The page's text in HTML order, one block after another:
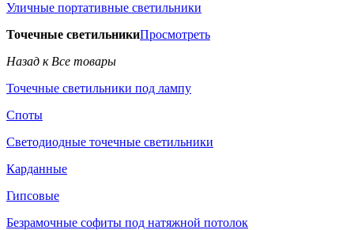
Уличные портативные светильники
Точечные светильникиПросмотреть
Назад к Все товары
Точечные светильники под лампу
Споты
Светодиодные точечные светильники
Карданные
Гипсовые
Безрамочные софиты под натяжной потолок